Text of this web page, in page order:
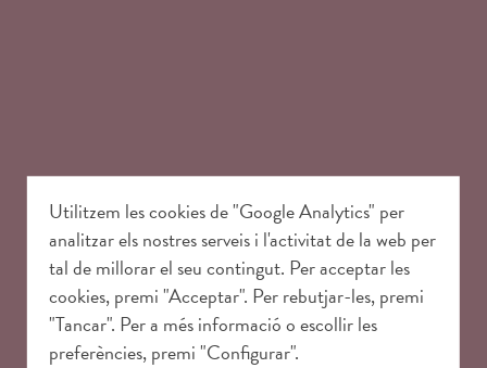
Utilitzem les cookies de "Google Analytics" per
analitzar els nostres serveis i l'activitat de la web per
tal de millorar el seu contingut. Per acceptar les
cookies, premi "Acceptar". Per rebutjar-les, premi
"Tancar". Per a més informació o escollir les
preferències, premi "Configurar".